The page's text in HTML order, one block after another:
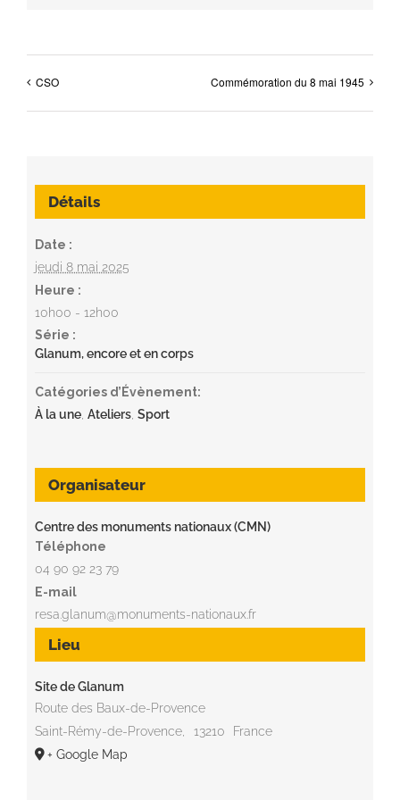
CSO Commémoration du 8 mai 1945
Détails
Date :
jeudi 8 mai 2025
Heure :
10h00 - 12h00
Série :
Glanum, encore et en corps
Catégories d’Évènement:
À la une, Ateliers, Sport
Lieu
Site de Glanum
Route des Baux-de-Provence
Saint-Rémy-de-Provence, 13210
France
+ Google Map
Organisateur
Centre des monuments nationaux (CMN)
Téléphone
04 90 92 23 79
E-mail
resa.glanum@monuments-nationaux.fr